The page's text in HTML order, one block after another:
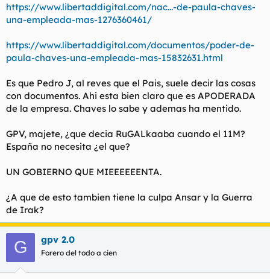
https://www.libertaddigital.com/nac...-de-paula-chaves-
una-empleada-mas-1276360461/
https://www.libertaddigital.com/documentos/poder-de-
paula-chaves-una-empleada-mas-15832631.html
Es que Pedro J, al reves que el Pais, suele decir las cosas
con documentos. Ahi esta bien claro que es APODERADA
de la empresa. Chaves lo sabe y ademas ha mentido.
GPV, majete, ¿que decia RuGALkaaba cuando el 11M?
España no necesita ¿el que?
UN GOBIERNO QUE MIEEEEEENTA.
¿A que de esto tambien tiene la culpa Ansar y la Guerra
de Irak?
G gpv 2.0
Forero del todo a cien